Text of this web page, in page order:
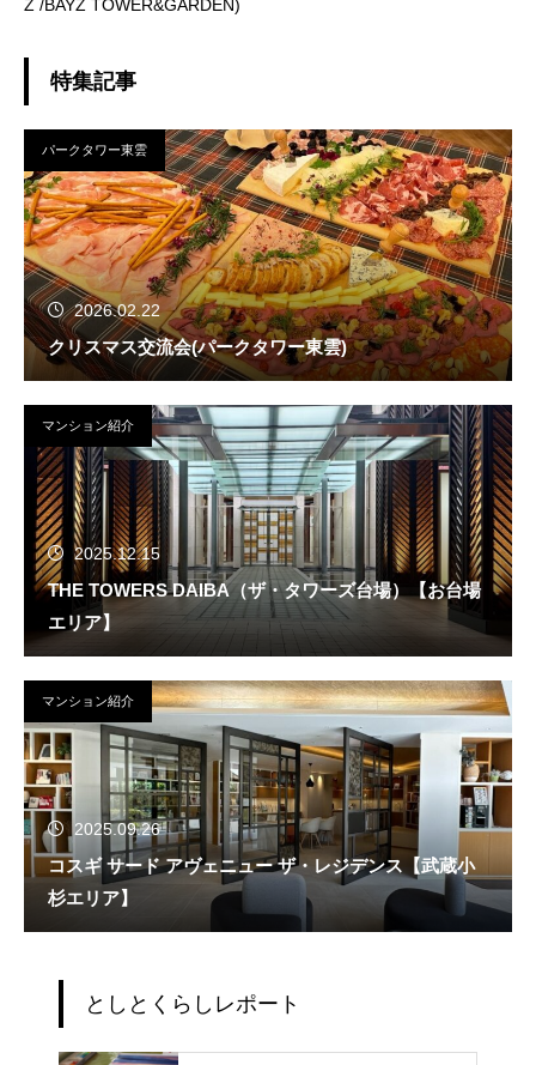
Z /BAYZ TOWER&GARDEN)
特集記事
パークタワー東雲
2026.02.22
クリスマス交流会(パークタワー東雲)
マンション紹介
2025.12.15
THE TOWERS DAIBA（ザ・タワーズ台場）【お台場
エリア】
マンション紹介
2025.09.26
コスギ サード アヴェニュー ザ・レジデンス【武蔵小
杉エリア】
としとくらしレポート